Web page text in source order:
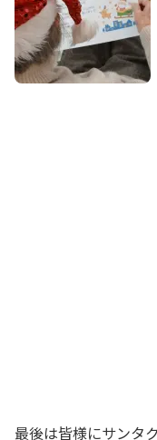
最後は皆様にサンタ